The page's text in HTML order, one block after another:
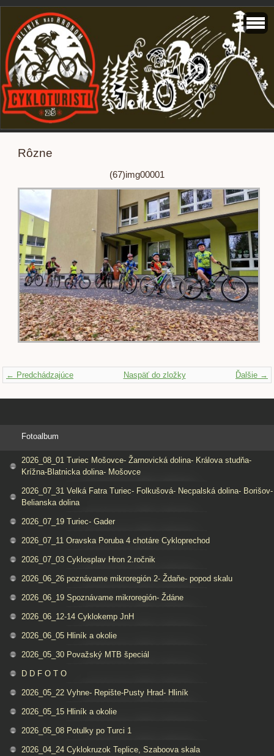
Rôzne
(67)img00001
← Predchádzajúce Ďalšie →
Naspäť do zložky
Fotoalbum
2026_08_01 Turiec Mošovce- Žarnovická dolina- Králova studňa-
Krížna-Blatnicka dolina- Mošovce
2026_07_31 Velká Fatra Turiec- Folkušová- Necpalská dolina- Borišov-
Belianska dolina
2026_07_19 Turiec- Gader
2026_07_11 Oravska Poruba 4 chotáre Cykloprechod
2026_07_03 Cyklosplav Hron 2.ročnik
2026_06_26 poznávame mikroregión 2- Ždaňe- popod skalu
2026_06_19 Spoznávame mikroregión- Ždáne
2026_06_12-14 Cyklokemp JnH
2026_06_05 Hliník a okolie
2026_05_30 Považský MTB špeciál
D D F O T O
2026_05_22 Vyhne- Repište-Pusty Hrad- Hliník
2026_05_15 Hliník a okolie
2026_05_08 Potulky po Turci 1
2026_04_24 Cyklokruzok Teplice, Szaboova skala